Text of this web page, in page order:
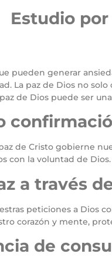
Estudio
pueden generar
La paz de Dios no
de Dios puede ser
de Cristo gobierne
con la voluntad de
a través
peticiones a Dios
corazón y mente,
de